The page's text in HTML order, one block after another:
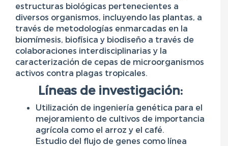
estructuras biológicas pertenecientes a
diversos organismos, incluyendo las plantas, a
través de metodologías enmarcadas en la
biomímesis, biofísica y biodiseño a través de
colaboraciones interdisciplinarias y la
caracterización de cepas de microorganismos
activos contra plagas tropicales.
Líneas de investigación:
Utilización de ingeniería genética para el
mejoramiento de cultivos de importancia
agrícola como el arroz y el café.
Estudio del flujo de genes como línea